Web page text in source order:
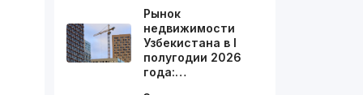
Рынок
недвижимости
Узбекистана в I
полугодии 2026
года:…